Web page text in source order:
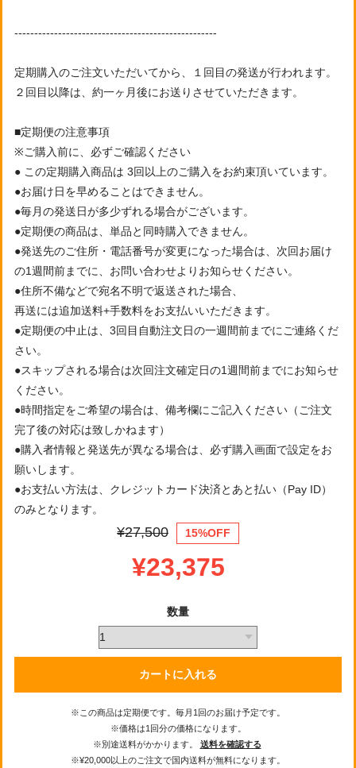
---------------------------------------------------
定期購入のご注文いただいてから、１回目の発送が行われます。
２回目以降は、約一ヶ月後にお送りさせていただきます。
■定期便の注意事項
※ご購入前に、必ずご確認ください
● この定期購入商品は 3回以上のご購入をお約束頂いています。
●お届け日を早めることはできません。
●毎月の発送日が多少ずれる場合がございます。
●定期便の商品は、単品と同時購入できません。
●発送先のご住所・電話番号が変更になった場合は、次回お届け
の1週間前までに、お問い合わせよりお知らせください。
●住所不備などで宛名不明で返送された場合、
再送には追加送料+手数料をお支払いいただきます。
●定期便の中止は、3回目自動注文日の一週間前までにご連絡くだ
さい。
●スキップされる場合は次回注文確定日の1週間前までにお知らせ
ください。
●時間指定をご希望の場合は、備考欄にご記入ください（ご注文
完了後の対応は致しかねます）
●購入者情報と発送先が異なる場合は、必ず購入画面で設定をお
願いします。
●お支払い方法は、クレジットカード決済とあと払い（Pay ID）
のみとなります。
¥27,500 15%OFF
¥23,375
数量
カートに入れる
※この商品は定期便です。毎月1回のお届け予定です。
※価格は1回分の価格になります。
※別途送料がかかります。
送料を確認する
※¥20,000以上のご注文で国内送料が無料になります。